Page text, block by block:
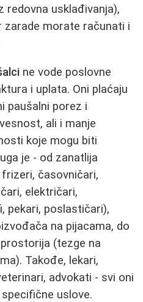
redovna usklađivanja),
zarade morate računati i
ne vode poslovne
i uplata. Oni plaćaju
paušalni porez i
ali i manje
koje mogu biti
je - od zanatlija
časovničari,
električari,
pekari, poslastičari),
na pijacama, do
(tezge na
Takođe, lekari,
advokati - svi oni
uslove.